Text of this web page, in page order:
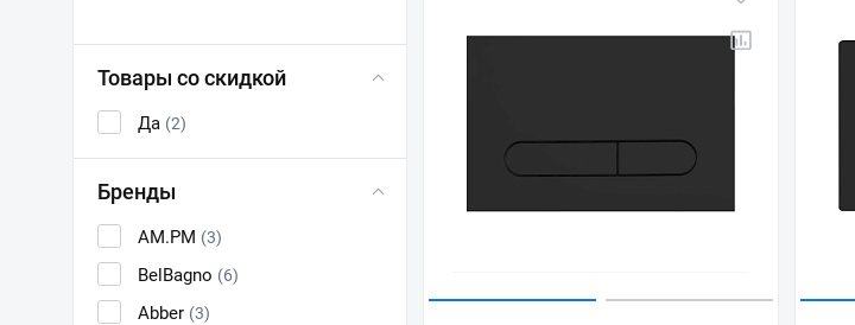
Товары со скидкой
Да (2)
Бренды
AM.PM (3)
BelBagno (6)
Abber (3)